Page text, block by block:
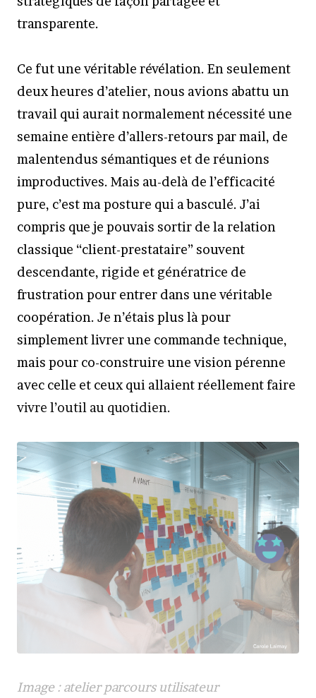
transparente.
Ce fut une véritable révélation. En seulement
deux heures d’atelier, nous avions abattu un
travail qui aurait normalement nécessité une
semaine entière d’allers-retours par mail, de
malentendus sémantiques et de réunions
improductives. Mais au-delà de l’efficacité
pure, c’est ma posture qui a basculé. J’ai
compris que je pouvais sortir de la relation
classique “client-prestataire” souvent
descendante, rigide et génératrice de
frustration pour entrer dans une véritable
coopération. Je n’étais plus là pour
simplement livrer une commande technique,
mais pour co-construire une vision pérenne
avec celle et ceux qui allaient réellement faire
vivre l’outil au quotidien.
Image : atelier parcours utilisateur